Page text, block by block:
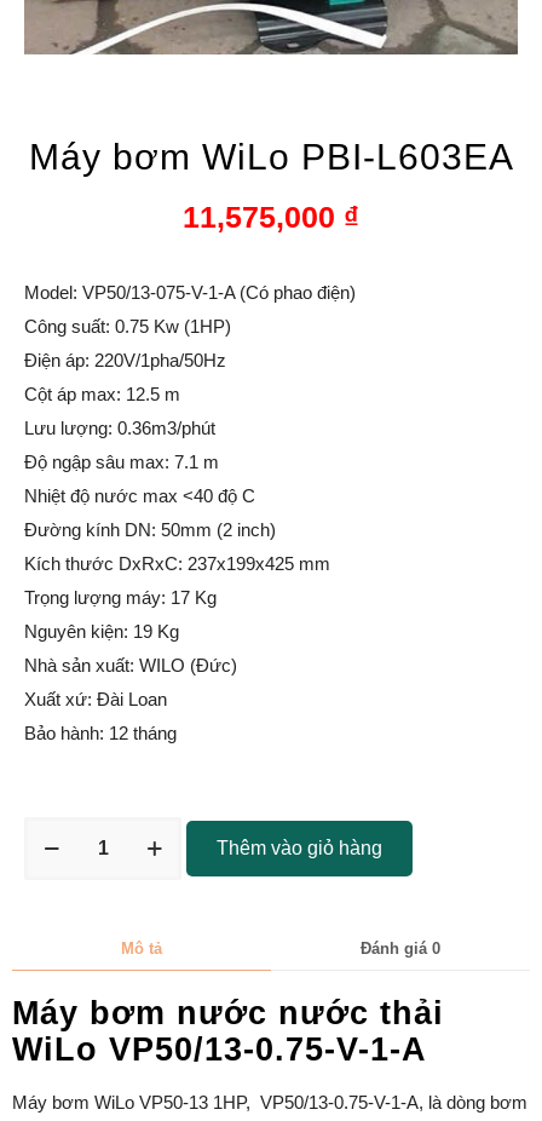
Máy bơm WiLo PBI-L603EA
11,575,000 ₫
Model: VP50/13-075-V-1-A (Có phao điện)
Công suất: 0.75 Kw (1HP)
Điện áp: 220V/1pha/50Hz
Cột áp max: 12.5 m
Lưu lượng: 0.36m3/phút
Độ ngập sâu max: 7.1 m
Nhiệt độ nước max <40 độ C
Đường kính DN: 50mm (2 inch)
Kích thước DxRxC: 237x199x425 mm
Trọng lượng máy: 17 Kg
Nguyên kiện: 19 Kg
Nhà sản xuất: WILO (Đức)
Xuất xứ: Đài Loan
Bảo hành: 12 tháng
Thêm vào giỏ hàng
Mô tả Đánh giá 0
Máy bơm nước nước thải
WiLo VP50/13-0.75-V-1-A
Máy bơm WiLo VP50-13 1HP, VP50/13-0.75-V-1-A, là dòng bơm